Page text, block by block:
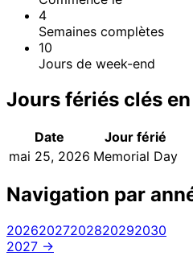
4
Semaines complètes
10
Jours de week-end
Jours fériés clés
Date
Jour férié
mai 25, 2026 Memorial Day
Navigation par
20262027202820292030
2027 →